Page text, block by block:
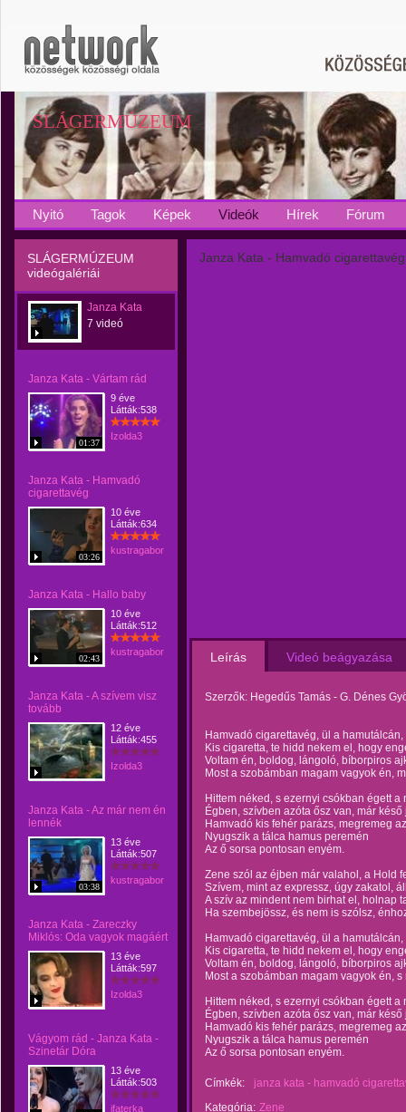
SLÁGERMÚZEUM
Nyitó Tagok Képek Videók Hírek Fórum
SLÁGERMÚZEUM
videógalériái
Janza Kata
7 videó
Janza Kata - Vártam rád
01:37
9 éve
Látták:538
Izolda3
Janza Kata - Hamvadó
cigarettavég
03:26
10 éve
Látták:634
kustragabor
Janza Kata - Hallo baby
02:43
10 éve
Látták:512
kustragabor
Janza Kata - A szívem visz
tovább
12 éve
Látták:455
Izolda3
Janza Kata - Az már nem én
lennék
03:38
13 éve
Látták:507
kustragabor
Janza Kata - Zareczky
Miklós: Oda vagyok magáért
13 éve
Látták:597
Izolda3
Vágyom rád - Janza Kata -
Szinetár Dóra
13 éve
Látták:503
jfaterka
Janza Kata - Hamvadó cigarettavég
Leírás Videó beágyazása
Szerzők: Hegedűs Tamás - G. Dénes
Hamvadó cigarettavég, ül a
Kis cigaretta, te hidd nekem el, hogy
Voltam én, boldog, lángoló, bíborpiros
Most a szobámban magam vagyok én,
Hittem néked, s ezernyi csókban égett a
Égben, szívben azóta ősz van, már
Hamvadó kis fehér parázs, megremeg
Nyugszik a tálca hamus peremén
Az ő sorsa pontosan enyém.
Zene szól az éjben már valahol, a Hold
Szívem, mint az expressz, úgy zakatol,
A szív az mindent nem birhat el, holnap
Ha szembejössz, és nem is szólsz,
Hamvadó cigarettavég, ül a
Kis cigaretta, te hidd nekem el, hogy
Voltam én, boldog, lángoló, bíborpiros
Most a szobámban magam vagyok én,
Hittem néked, s ezernyi csókban égett a
Égben, szívben azóta ősz van, már
Hamvadó kis fehér parázs, megremeg
Nyugszik a tálca hamus peremén
Az ő sorsa pontosan enyém.
Címkék:
janza kata - hamvadó
Kategória: Zene